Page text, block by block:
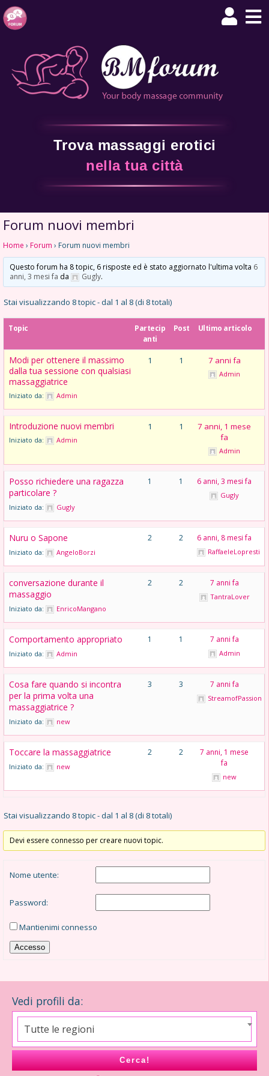
Trova massaggi erotici
nella tua città
Forum nuovi membri
Home › Forum › Forum nuovi membri
Questo forum ha 8 topic, 6 risposte ed è stato aggiornato l'ultima volta 6
anni, 3 mesi fa da Gugly.
Stai visualizzando 8 topic - dal 1 al 8 (di 8 totali)
Topic
Partecip
anti
Post Ultimo articolo
Modi per ottenere il massimo
dalla tua sessione con qualsiasi
massaggiatrice
Iniziato da: Admin
1 1 7 anni fa
Admin
Introduzione nuovi membri
Iniziato da: Admin
1 1
7 anni, 1 mese
fa
Admin
Posso richiedere una ragazza
particolare ?
Iniziato da: Gugly
1 1 6 anni, 3 mesi fa
Gugly
Nuru o Sapone
Iniziato da: AngeloBorzi
2 2 6 anni, 8 mesi fa
RaffaeleLopresti
conversazione durante il
massaggio
Iniziato da: EnricoMangano
2 2 7 anni fa
TantraLover
Comportamento appropriato
Iniziato da: Admin
1 1 7 anni fa
Admin
Cosa fare quando si incontra
per la prima volta una
massaggiatrice ?
Iniziato da: new
3 3 7 anni fa
StreamofPassion
Toccare la massaggiatrice
Iniziato da: new
2 2
7 anni, 1 mese
fa
new
Stai visualizzando 8 topic - dal 1 al 8 (di 8 totali)
Devi essere connesso per creare nuovi topic.
Nome utente:
Password:
Mantienimi connesso
Accesso
Vedi profili da:
Tutte le regioni
Cerca!